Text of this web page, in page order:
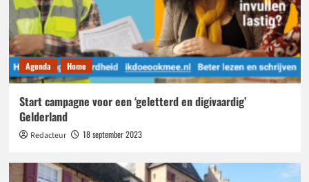
Agenda Home
Start campagne voor een ‘geletterd en digivaardig’
Gelderland
Redacteur 18 september 2023